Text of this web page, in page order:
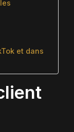
et dans